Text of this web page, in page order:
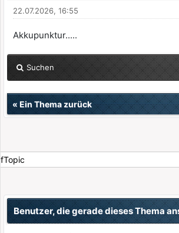
22.07.2026, 16:55
Akkupunktur.....
Suchen
« Ein Thema zurück
Benutzer, die gerade dieses Thema